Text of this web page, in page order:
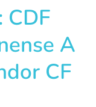
CDF
A
CF